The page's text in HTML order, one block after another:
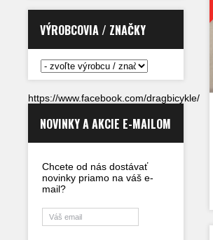
VÝROBCOVIA / ZNAČKY
https://www.facebook.com/dragbicykle/
NOVINKY A AKCIE E-MAILOM
Chcete od nás dostávať
novinky priamo na váš e-
mail?